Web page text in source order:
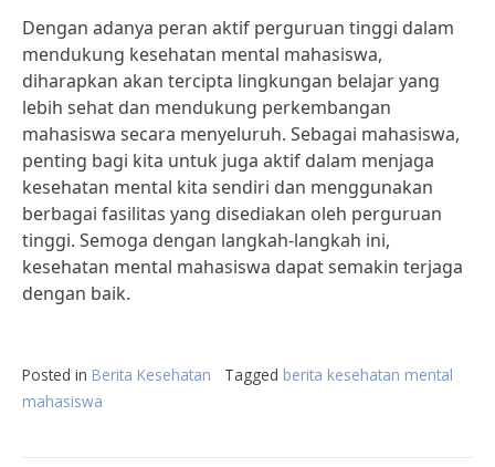
Dengan adanya peran aktif perguruan tinggi dalam
mendukung kesehatan mental mahasiswa,
diharapkan akan tercipta lingkungan belajar yang
lebih sehat dan mendukung perkembangan
mahasiswa secara menyeluruh. Sebagai mahasiswa,
penting bagi kita untuk juga aktif dalam menjaga
kesehatan mental kita sendiri dan menggunakan
berbagai fasilitas yang disediakan oleh perguruan
tinggi. Semoga dengan langkah-langkah ini,
kesehatan mental mahasiswa dapat semakin terjaga
dengan baik.
Posted in Berita Kesehatan Tagged berita kesehatan mental
mahasiswa